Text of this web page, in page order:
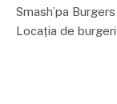
Smash’pa
Locația de